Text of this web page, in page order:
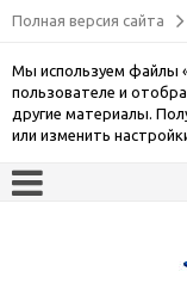
Полная версия сайта
Мы используем файлы
пользователе и
другие материалы.
или изменить